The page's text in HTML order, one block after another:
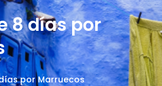
8 días por
por Marruecos